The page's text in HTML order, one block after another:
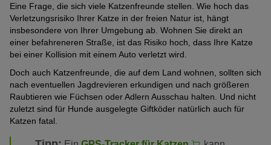
Eine Frage, die sich viele Katzenfreunde stellen. Wie hoch das
Verletzungsrisiko Ihrer Katze in der freien Natur ist, hängt
insbesondere von Ihrer Umgebung ab. Wohnen Sie direkt an
einer befahreneren Straße, ist das Risiko hoch, dass Ihre Katze
bei einer Kollision mit einem Auto verletzt wird.
Doch auch Katzenfreunde, die auf dem Land wohnen, sollten sich
nach eventuellen Jagdrevieren erkundigen und nach größeren
Raubtieren wie Füchsen oder Adlern Ausschau halten. Und nicht
zuletzt sind für Hunde ausgelegte Giftköder natürlich auch für
Katzen fatal.